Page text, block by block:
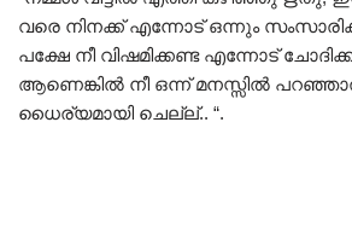
വരെ നിനക്ക് എന്നോട് ഒന്നും
പക്ഷേ നീ വിഷമിക്കണ്ട എന്നോട്
ആണെങ്കിൽ നീ ഒന്ന് മനസ്സിൽ
ധൈര്യമായി ചെല്ല്.. “.